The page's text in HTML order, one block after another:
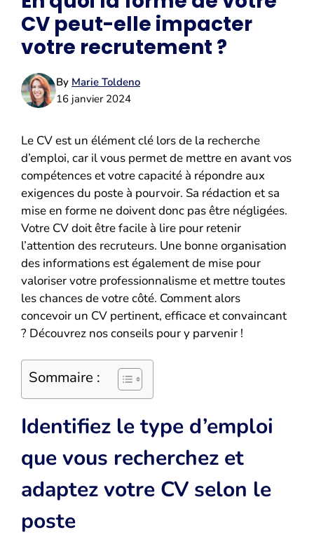
CV peut-elle impacter
votre recrutement ?
By Marie Toldeno
16 janvier 2024
Le CV est un élément clé lors de la recherche
d’emploi, car il vous permet de mettre en avant vos
compétences et votre capacité à répondre aux
exigences du poste à pourvoir. Sa rédaction et sa
mise en forme ne doivent donc pas être négligées.
Votre CV doit être facile à lire pour retenir
l’attention des recruteurs. Une bonne organisation
des informations est également de mise pour
valoriser votre professionnalisme et mettre toutes
les chances de votre côté. Comment alors
concevoir un CV pertinent, efficace et convaincant
? Découvrez nos conseils pour y parvenir !
Sommaire :
Identifiez le type d’emploi
que vous recherchez et
adaptez votre CV selon le
poste